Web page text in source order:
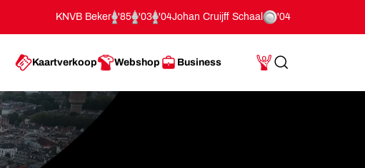
KNVB Beker '85 '03 '04Johan Cruijff Schaal '04
Kaartverkoop Webshop Business
Mijn Account
Search